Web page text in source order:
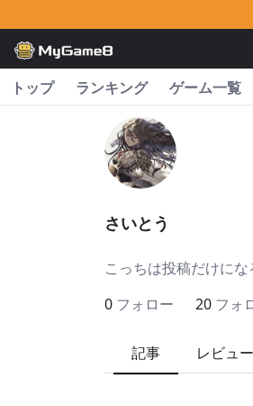
トップ ランキング ゲーム一覧
さいとう
こっちは投稿だけに
0 フォロー 20 フォ
記事 レビュー